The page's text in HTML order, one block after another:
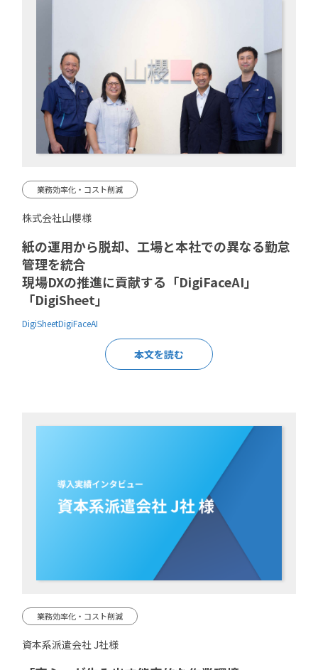
業務効率化・コスト削減
株式会社山櫻様
紙の運用から脱却、工場と本社での異なる勤怠
管理を統合
現場DXの推進に貢献する「DigiFaceAI」
「DigiSheet」
DigiSheetDigiFaceAI
本文を読む
業務効率化・コスト削減
資本系派遣会社 J社様